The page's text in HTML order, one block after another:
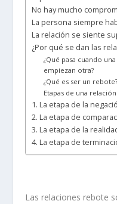
No hay mucho
La persona siempre
La relación se siente
¿Por qué se dan las
¿Qué pasa cuando
empiezan otra?
¿Qué es ser un rebote?
Etapas de una
1. La etapa de la
2. La etapa de
3. La etapa de la
4. La etapa de
Las relaciones rebote